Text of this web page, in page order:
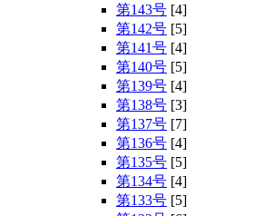
第143号 [4]
第142号 [5]
第141号 [4]
第140号 [5]
第139号 [4]
第138号 [3]
第137号 [7]
第136号 [4]
第135号 [5]
第134号 [4]
第133号 [5]